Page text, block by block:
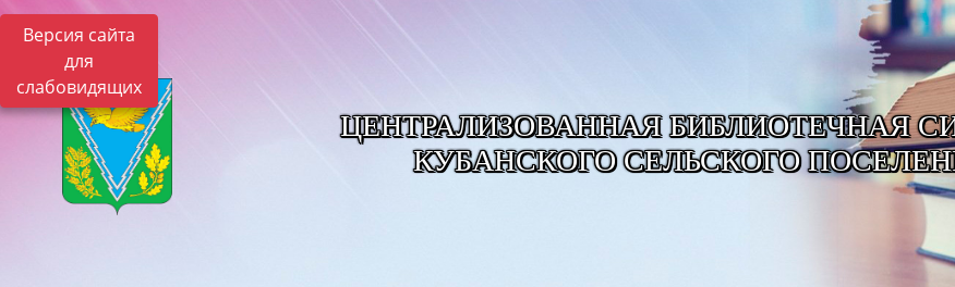
Версия сайта
для
слабовидящих
ЦЕНТРАЛИЗОВАННАЯ БИБЛИОТЕЧНАЯ
КУБАНСКОГО СЕЛЬСКОГО